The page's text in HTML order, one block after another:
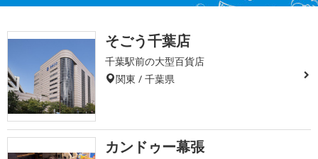
そごう千葉店
千葉駅前の大型百貨店
関東 / 千葉県
カンドゥー幕張